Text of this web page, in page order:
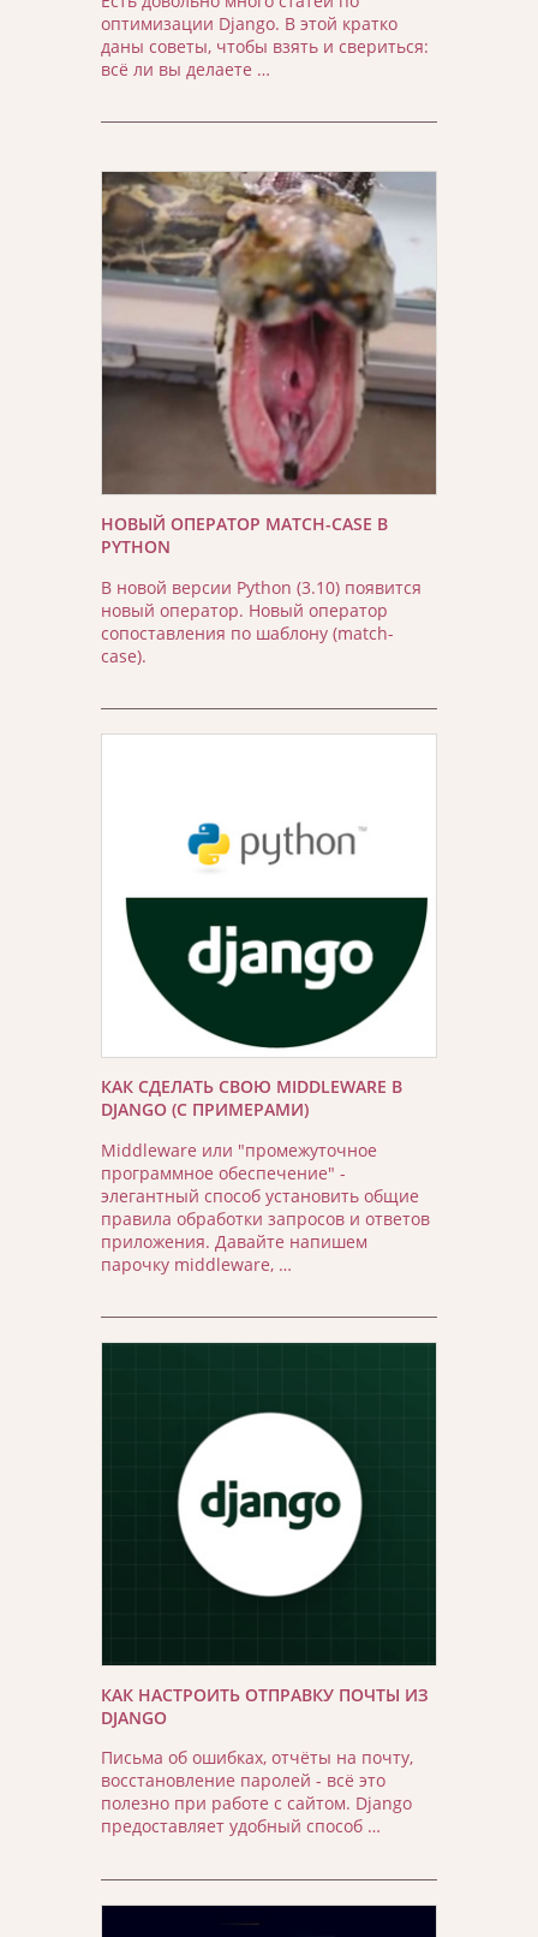
оптимизации Django. В этой кратко
даны советы, чтобы взять и свериться:
всё ли вы делаете …
НОВЫЙ ОПЕРАТОР MATCH-CASE В
PYTHON
В новой версии Python (3.10) появится
новый оператор. Новый оператор
сопоставления по шаблону (match-
case).
КАК СДЕЛАТЬ СВОЮ MIDDLEWARE В
DJANGO (С ПРИМЕРАМИ)
Middleware или "промежуточное
программное обеспечение" -
элегантный способ установить общие
правила обработки запросов и ответов
приложения. Давайте напишем
парочку middleware, …
КАК НАСТРОИТЬ ОТПРАВКУ ПОЧТЫ ИЗ
DJANGO
Письма об ошибках, отчёты на почту,
восстановление паролей - всё это
полезно при работе с сайтом. Django
предоставляет удобный способ …